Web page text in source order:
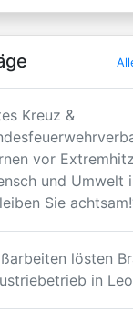
Kreuz &
vor
und Umwelt
Sie
lösten
in